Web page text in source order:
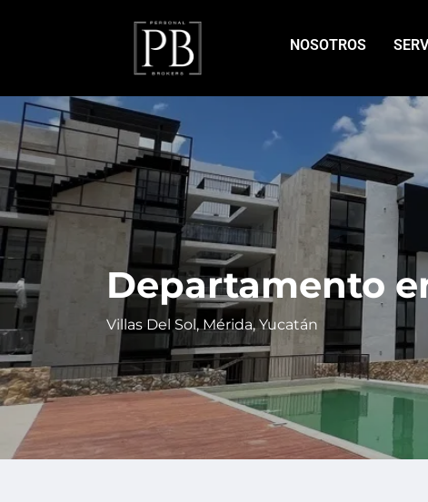
NOSOTROS
Departamento
Villas Del Sol, Mérida, Yucatán